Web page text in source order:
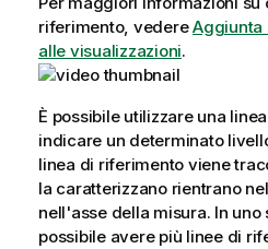
riferimento, vedereAggiunta
alle visualizzazioni.
È possibile utilizzare una
indicare un determinato
linea di riferimento viene
la caratterizzano rientrano
nell'asse della misura. In
possibile avere più linee di